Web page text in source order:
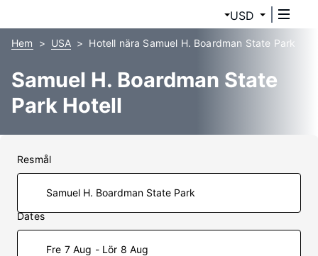
USD
Hem USA Hotell nära Samuel H. Boardman State Park
Samuel H. Boardman State
Park Hotell
Resmål
Dates
Fre 7 Aug - Lör 8 Aug